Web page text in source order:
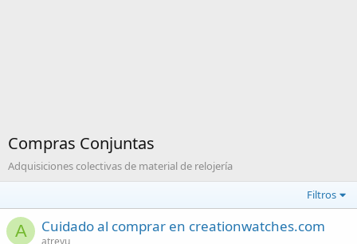
Compras Conjuntas
Adquisiciones colectivas de material de relojería
Filtros
A Cuidado al comprar en creationwatches.com
atreyu